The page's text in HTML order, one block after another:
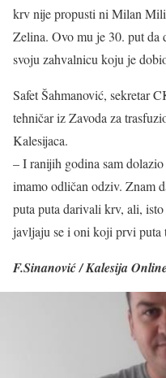
krv nije propusti ni Milan
Zelina. Ovo mu je 30. put da
svoju zahvalnicu koju je
Safet Šahmanović, sekretar
tehničar iz Zavoda za
Kalesijaca.
– I ranijih godina sam
imamo odličan odziv. Znam
puta puta darivali krv, ali,
javljaju se i oni koji prvi puta
F.Sinanović / Kalesija